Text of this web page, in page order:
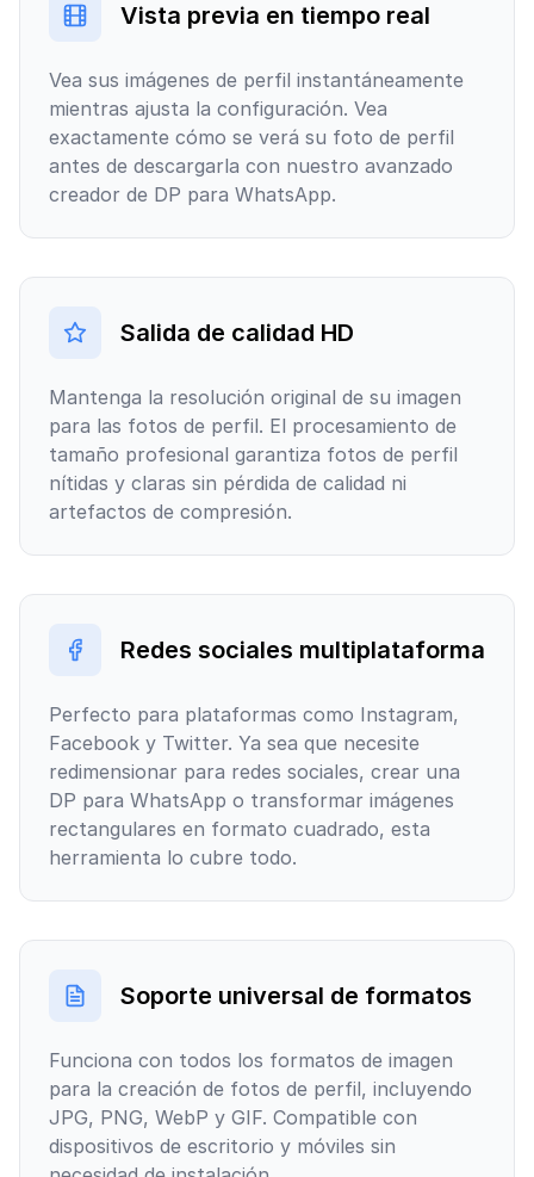
Vista previa en tiempo real
Vea sus imágenes de perfil instantáneamente
mientras ajusta la configuración. Vea
exactamente cómo se verá su foto de perfil
antes de descargarla con nuestro avanzado
creador de DP para WhatsApp.
Salida de calidad HD
Mantenga la resolución original de su imagen
para las fotos de perfil. El procesamiento de
tamaño profesional garantiza fotos de perfil
nítidas y claras sin pérdida de calidad ni
artefactos de compresión.
Redes sociales multiplataforma
Perfecto para plataformas como Instagram,
Facebook y Twitter. Ya sea que necesite
redimensionar para redes sociales, crear una
DP para WhatsApp o transformar imágenes
rectangulares en formato cuadrado, esta
herramienta lo cubre todo.
Soporte universal de formatos
Funciona con todos los formatos de imagen
para la creación de fotos de perfil, incluyendo
JPG, PNG, WebP y GIF. Compatible con
dispositivos de escritorio y móviles sin